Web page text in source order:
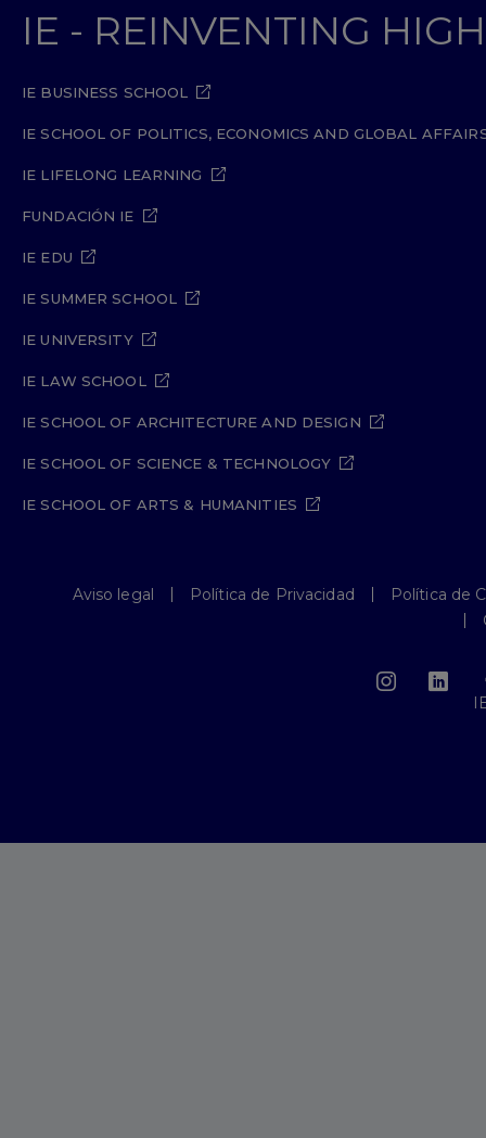
IE - REINVENTING
IE BUSINESS SCHOOL
IE SCHOOL OF POLITICS, ECONOMICS AND GLOBAL
IE LIFELONG LEARNING
FUNDACIÓN IE
IE EDU
IE SUMMER SCHOOL
IE UNIVERSITY
IE LAW SCHOOL
IE SCHOOL OF ARCHITECTURE AND DESIGN
IE SCHOOL OF SCIENCE & TECHNOLOGY
IE SCHOOL OF ARTS & HUMANITIES
Aviso legal Política de Privacidad
Política de